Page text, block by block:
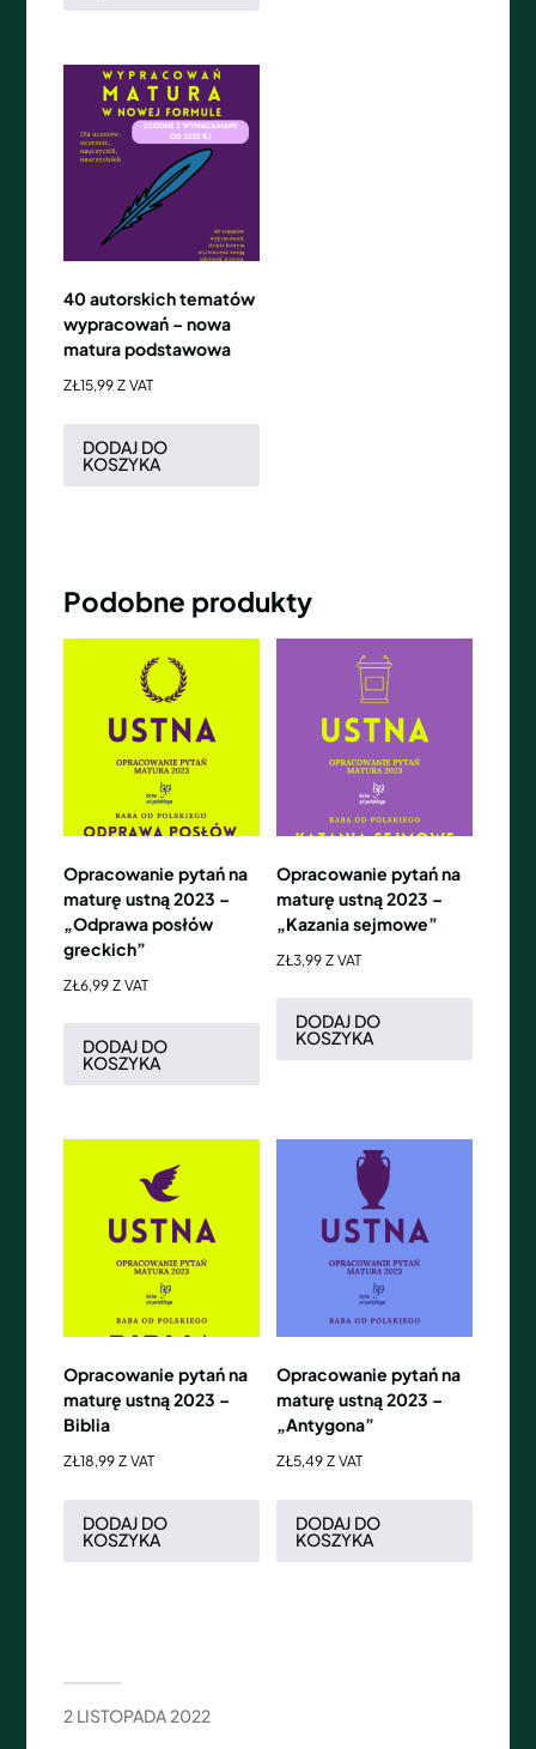
40 autorskich tematów
wypracowań – nowa
matura podstawowa
ZŁ15,99 Z VAT
DODAJ DO
KOSZYKA
Podobne produkty
Opracowanie pytań na
maturę ustną 2023 –
„Odprawa posłów
greckich”
ZŁ6,99 Z VAT
DODAJ DO
KOSZYKA
Opracowanie pytań na
maturę ustną 2023 –
„Kazania sejmowe”
ZŁ3,99 Z VAT
DODAJ DO
KOSZYKA
Opracowanie pytań na
maturę ustną 2023 –
Biblia
ZŁ18,99 Z VAT
DODAJ DO
KOSZYKA
Opracowanie pytań na
maturę ustną 2023 –
„Antygona”
ZŁ5,49 Z VAT
DODAJ DO
KOSZYKA
2 LISTOPADA 2022